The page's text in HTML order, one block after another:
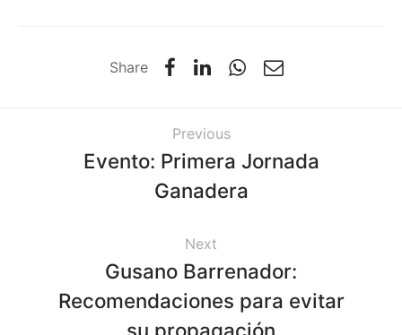
Share
Previous
Evento: Primera Jornada
Ganadera
Next
Gusano Barrenador:
Recomendaciones para evitar
su propagación